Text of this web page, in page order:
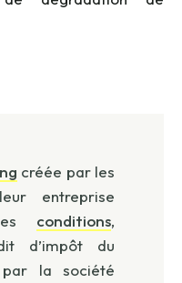
créée par les
entreprise
conditions,
d’impôt du
la société